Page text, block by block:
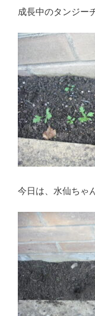
成長中のタンジー
今日は、水仙ちゃ